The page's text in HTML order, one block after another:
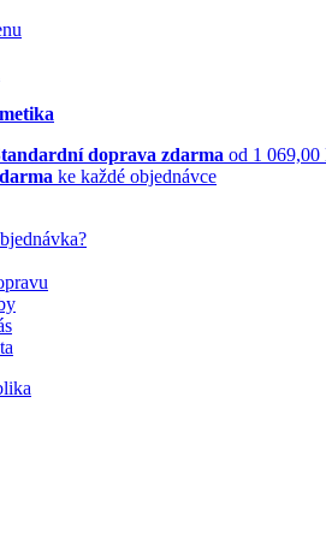
doprava zdarma od 1 069,00
ke každé objednávce